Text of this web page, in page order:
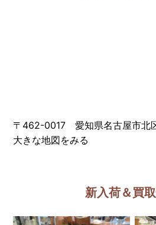
〒462-0017 愛知県名古屋市北
大きな地図をみる
新入荷＆買